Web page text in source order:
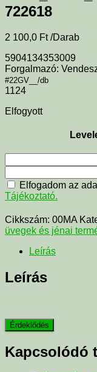
722618
2 100,0 Ft /Darab
5904134353009
Forgalmazó:
#22GV__/db
1124
Elfogyott
Elfogadom az
Tájékoztató.
Cikkszám: 00MA
üvegek és jénai
Leírás
Leírás
Kapcsolódó